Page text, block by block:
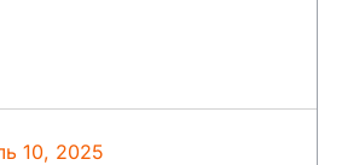
10, 2025